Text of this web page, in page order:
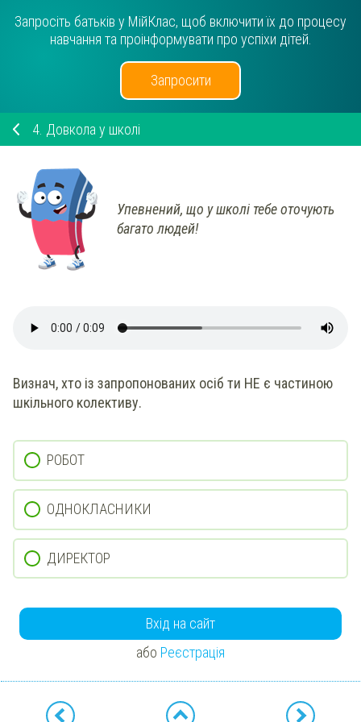
Запросіть батьків у МійКлас, щоб включити їх до процесу
навчання та проінформувати про успіхи дітей.
Запросити
4. Довкола у школі
Упевнений, що у школі тебе оточують
багато людей!
Визнач, хто із запропонованих осіб ти НЕ є частиною
шкільного колективу.
РОБОТ
ОДНОКЛАСНИКИ
ДИРЕКТОР
Вхід на сайт
або Реєстрація